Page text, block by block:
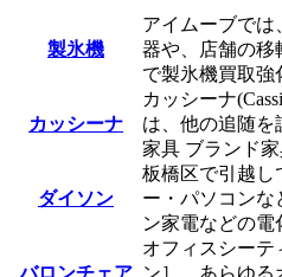
製氷機
アイムーブで
器や、店舗の移
で製氷機買取強
カッシーナ
カッシーナ
は、他の追随
家具 ブランド
ダイソン
板橋区で引越し
ー・パソコンな
ン家電などの電
オフィスシーテ